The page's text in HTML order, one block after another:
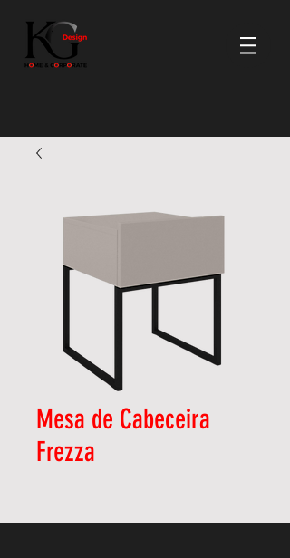
Mesa de Cabeceira
Frezza